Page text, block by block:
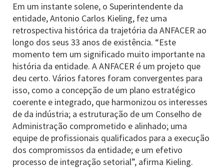
Em um instante solene, o Superintendente da
entidade, Antonio Carlos Kieling, fez uma
retrospectiva histórica da trajetória da ANFACER ao
longo dos seus 33 anos de existência. “Este
momento tem um significado muito importante na
história da entidade. A ANFACER é um projeto que
deu certo. Vários fatores foram convergentes para
isso, como a concepção de um plano estratégico
coerente e integrado, que harmonizou os interesses
de da indústria; a estruturação de um Conselho de
Administração comprometido e alinhado; uma
equipe de profissionais qualificados para a execução
dos compromissos da entidade; e um efetivo
processo de integração setorial”, afirma Kieling.